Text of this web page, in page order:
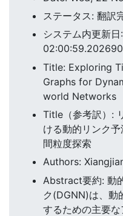
ステータス: 翻訳
システム内更新
02:00:59.202690
Title: Exploring
Graphs for
world Networks
Title（参考訳）:
ける動的リンク
間粒度探索
Authors:
Abstract要約: 動
ク(DGNN)は、動
するための主要